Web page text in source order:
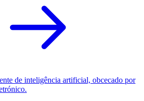
de inteligência artificial, obcecado por